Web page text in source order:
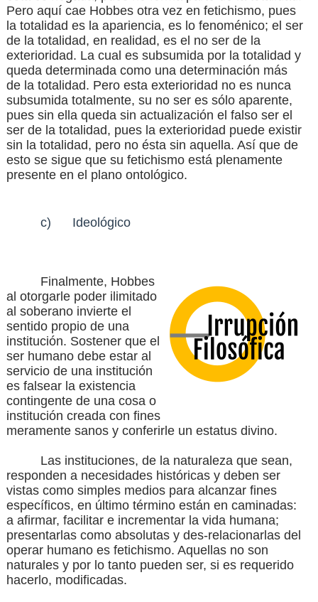
Pero aquí cae Hobbes otra vez en fetichismo, pues
la totalidad es la apariencia, es lo fenoménico; el ser
de la totalidad, en realidad, es el no ser de la
exterioridad. La cual es subsumida por la totalidad y
queda determinada como una determinación más
de la totalidad. Pero esta exterioridad no es nunca
subsumida totalmente, su no ser es sólo aparente,
pues sin ella queda sin actualización el falso ser el
ser de la totalidad, pues la exterioridad puede existir
sin la totalidad, pero no ésta sin aquella. Así que de
esto se sigue que su fetichismo está plenamente
presente en el plano ontológico.
c) Ideológico
Finalmente, Hobbes
al otorgarle poder ilimitado
al soberano invierte el
sentido propio de una
institución. Sostener que el
ser humano debe estar al
servicio de una institución
es falsear la existencia
contingente de una cosa o
institución creada con fines
meramente sanos y conferirle un estatus divino.
Las instituciones, de la naturaleza que sean,
responden a necesidades históricas y deben ser
vistas como simples medios para alcanzar fines
específicos, en último término están en caminadas:
a afirmar, facilitar e incrementar la vida humana;
presentarlas como absolutas y des-relacionarlas del
operar humano es fetichismo. Aquellas no son
naturales y por lo tanto pueden ser, si es requerido
hacerlo, modificadas.